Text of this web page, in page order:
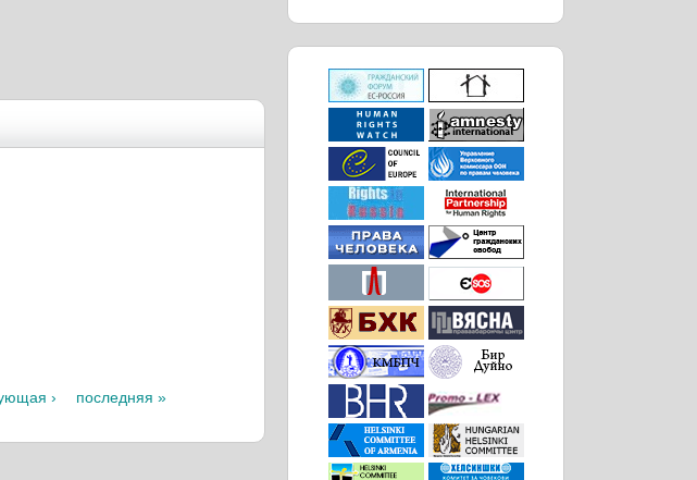
› последняя »